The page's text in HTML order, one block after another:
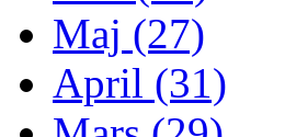
Maj (27)
April (31)